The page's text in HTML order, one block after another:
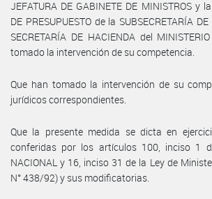
JEFATURA DE GABINETE DE MINISTROS y
DE PRESUPUESTO de la SUBSECRETARÍA
SECRETARÍA DE HACIENDA del
tomado la intervención de su competencia.
Que han tomado la intervención de su
jurídicos correspondientes.
Que la presente medida se dicta en
conferidas por los artículos 100, inciso 1
NACIONAL y 16, inciso 31 de la Ley de
N° 438/92) y sus modificatorias.